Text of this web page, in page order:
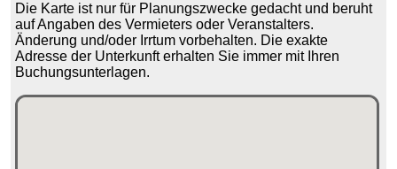
Die Karte ist nur für Planungszwecke gedacht und beruht
auf Angaben des Vermieters oder Veranstalters.
Änderung und/oder Irrtum vorbehalten. Die exakte
Adresse der Unterkunft erhalten Sie immer mit Ihren
Buchungsunterlagen.